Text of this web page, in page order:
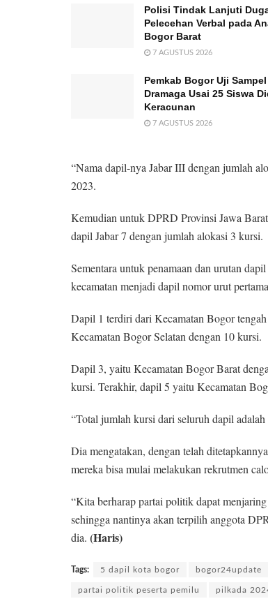
Polisi Tindak Lanjuti
Pelecehan Verbal pada
Bogor Barat
7 AGUSTUS 2026
Pemkab Bogor Uji
Dramaga Usai 25 Siswa
Keracunan
7 AGUSTUS 2026
“Nama dapil-nya Jabar III dengan jumlah
2023.
Kemudian untuk DPRD Provinsi Jawa
dapil Jabar 7 dengan jumlah alokasi 3 kursi.
Sementara untuk penamaan dan urutan
kecamatan menjadi dapil nomor urut
Dapil 1 terdiri dari Kecamatan Bogor
Kecamatan Bogor Selatan dengan 10 kursi.
Dapil 3, yaitu Kecamatan Bogor Barat
kursi. Terakhir, dapil 5 yaitu Kecamatan
“Total jumlah kursi dari seluruh dapil
Dia mengatakan, dengan telah
mereka bisa mulai melakukan rekrutmen
“Kita berharap partai politik dapat
sehingga nantinya akan terpilih anggota
dia. (Haris)
Tags: 5 dapil kota bogor bogor24update
partai politik peserta pemilu pilkada